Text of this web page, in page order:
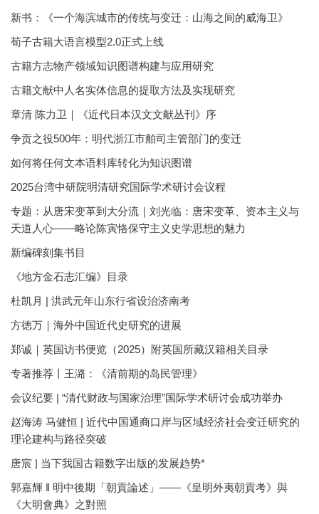
新书：《一个海滨城市的传统与变迁：山海之间的威海卫》
荀子古籍大语言模型2.0正式上线
古籍方志物产领域知识图谱构建与应用研究
古籍文献中人名实体信息的提取方法及实现研究
章清 陈力卫｜《近代日本汉文文献丛刊》序
争贡之役500年：明代浙江市舶司主管部门的变迁
如何将任何文本语料库转化为知识图谱
2025台湾中研院明清研究国际学术研讨会议程
专题：从唐宋变革到大分流｜刘光临：唐宋变革、资本主义与
天道人心——略论陈寅恪保守主义史学思想的魅力
新编碑刻集书目
《地方金石志汇编》目录
杜凯月 | 洪武元年山东行省设治济南考
方徳万｜海外中国近代史研究的进展
郑诚｜英国访书便览（2025）附英国所藏汉籍相关目录
专著推荐丨王潞：《清前期的岛民管理》
会议纪要 | “清代财政与国家治理”国际学术研讨会成功举办
赵海涛 马健恒 | 近代中国通商口岸与区域经济社会变迁研究的
理论建构与路径突破
唐宸 | 当下我国古籍数字出版的发展趋势*
郭嘉輝 ‖ 明中後期「朝貢論述」——《皇明外夷朝貢考》與
《大明會典》之對照